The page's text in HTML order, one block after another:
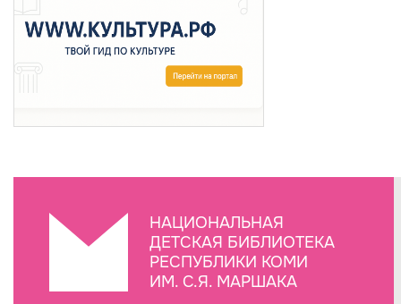
НАЦИОНАЛЬНАЯ
ДЕТСКАЯ БИБЛИОТЕКА
РЕСПУБЛИКИ КОМИ
ИМ. С.Я. МАРШАКА